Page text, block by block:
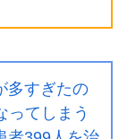
多すぎたの
ってしまう